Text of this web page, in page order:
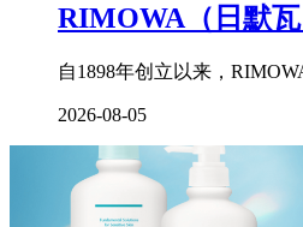
RIMOWA（日默
自1898年创立以来，
2026-08-05